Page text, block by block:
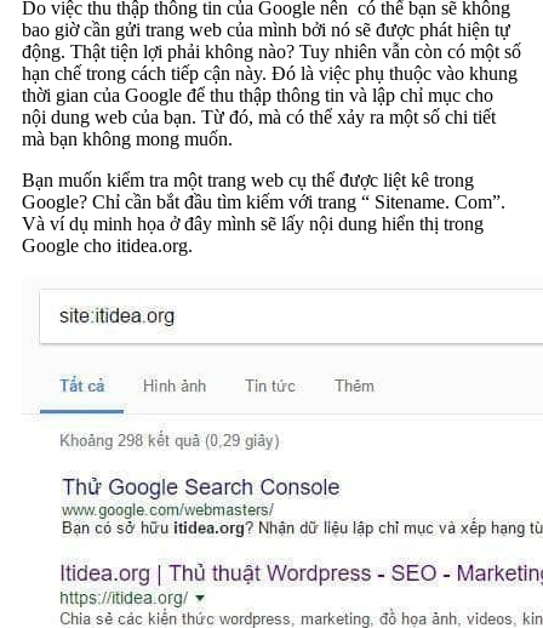
Do việc thu thập thông tin của Google nên có thể bạn sẽ không
bao giờ cần gửi trang web của mình bởi nó sẽ được phát hiện tự
động. Thật tiện lợi phải không nào? Tuy nhiên vẫn còn có một số
hạn chế trong cách tiếp cận này. Đó là việc phụ thuộc vào khung
thời gian của Google để thu thập thông tin và lập chỉ mục cho
nội dung web của bạn. Từ đó, mà có thể xảy ra một số chi tiết
mà bạn không mong muốn.
Bạn muốn kiểm tra một trang web cụ thể được liệt kê trong
Google? Chỉ cần bắt đầu tìm kiếm với trang “ Sitename. Com”.
Và ví dụ minh họa ở đây mình sẽ lấy nội dung hiển thị trong
Google cho itidea.org.